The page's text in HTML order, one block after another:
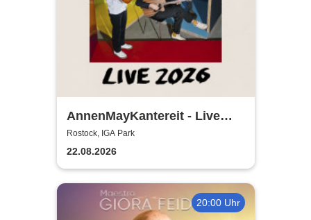
AnnenMayKantereit - Live
2026
Rostock, IGA Park
22.08.2026
20:00 Uhr